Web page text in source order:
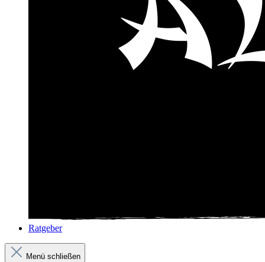
Ratgeber
Menü schließen